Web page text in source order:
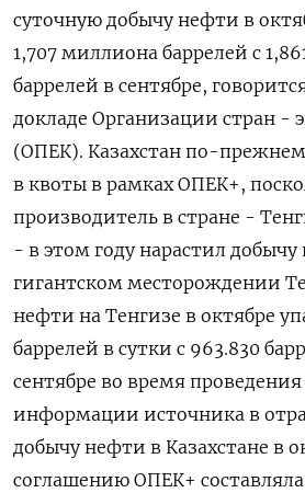
суточную добычу нефти в
1,707 миллиона баррелей с
баррелей в сентябре,
докладе Организации стран -
(ОПЕК). Казахстан по-
в квоты в рамках ОПЕК+,
производитель в стране -
- в этом году нарастил
гигантском месторождении
нефти на Тенгизе в октябре
баррелей в сутки с 963.830
сентябре во время
информации источника в
добычу нефти в Казахстане в
соглашению ОПЕК+